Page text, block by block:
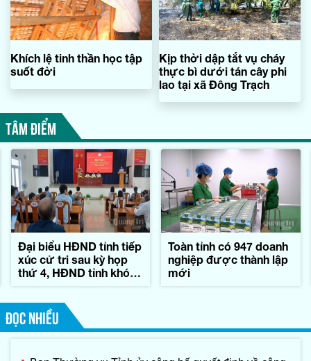
Khích lệ tinh thần học tập
suốt đời
Kịp thời dập tắt vụ cháy
thực bì dưới tán cây phi
lao tại xã Đông Trạch
TÂM ĐIỂM
Đại biểu HĐND tỉnh tiếp
xúc cử tri sau kỳ họp
thứ 4, HĐND tỉnh khóa
Toàn tỉnh có 947 doanh
nghiệp được thành lập
mới
ĐỌC NHIỀU